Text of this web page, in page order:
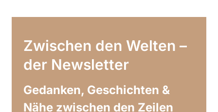
Zwischen den Welten –
der Newsletter
Gedanken, Geschichten &
Nähe zwischen den Zeilen